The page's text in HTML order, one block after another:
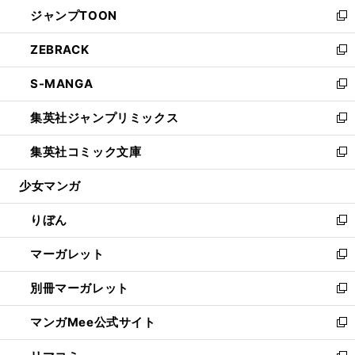
く
で
開
く
ド
ウ
で
開
く
ィ
ン
ド
ウ
で
開
く
い
ウ
ィ
ン
ド
ウ
で
開
く
ジャンプTOON
新
し
い
ウ
ィ
ン
ド
ウ
で
開
ZEBRACK
新
し
い
ウ
ィ
ン
ド
ウ
開
く
S-MANGA
新
し
い
ウ
ィ
ン
ウ
で
開
く
集英社ジャンプリミックス
新
し
い
ウ
ン
ド
ウ
で
開
く
集英社コミック文庫
新
し
ウ
ィ
ン
ド
ウ
で
開
く
少女マンガ
りぼん
新
し
い
ウ
ィ
ン
ド
ウ
マーガレット
新
し
い
ウ
ィ
ン
別冊マーガレット
新
し
い
ウ
マンガMee公式サイト
新
し